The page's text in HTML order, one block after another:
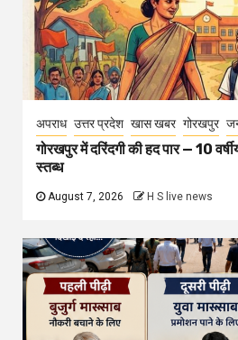
अपराध उत्तर प्रदेश खास खबर गोरखपुर
गोरखपुर में दरिंदगी की हद पार — 10
स्तब्ध
August 7, 2026 H S live news